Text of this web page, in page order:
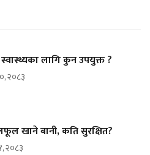
लागि कुन उपयुक्त ?
२०८३
खाने बानी, कति सुरक्षित?
२०८३